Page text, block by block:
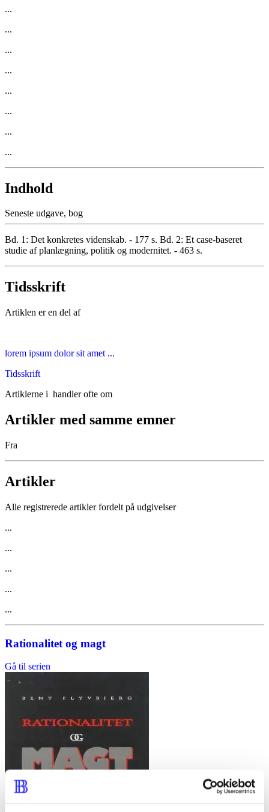
...
...
...
...
...
...
...
...
Indhold
Seneste udgave, bog
Bd. 1: Det konkretes videnskab. - 177 s. Bd. 2: Et case-baseret
studie af planlægning, politik og modernitet. - 463 s.
Tidsskrift
Artiklen er en del af
lorem ipsum dolor sit amet ...
Tidsskrift
Artiklerne i handler ofte om
Artikler med samme emner
Fra
Artikler
Alle registrerede artikler fordelt på udgivelser
...
...
...
...
...
Rationalitet og magt
Gå til serien